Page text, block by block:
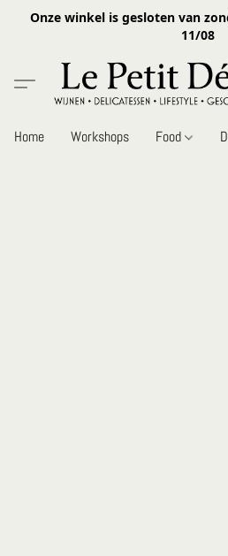
Onze winkel is gesloten van
11/08
Home Workshops Food